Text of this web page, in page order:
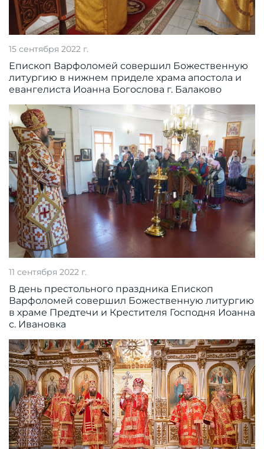
15 сентября 2022 г.
Епископ Варфоломей совершил Божественную
литургию в нижнем приделе храма апостола и
евангелиста Иоанна Богослова г. Балаково
11 сентября 2022 г.
В день престольного праздника Епископ
Варфоломей совершил Божественную литургию
в храме Предтечи и Крестителя Господня Иоанна
с. Ивановка